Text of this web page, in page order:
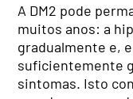
A DM2 pode
muitos anos: a
gradualmente e,
suficientemente
sintomas. Isto